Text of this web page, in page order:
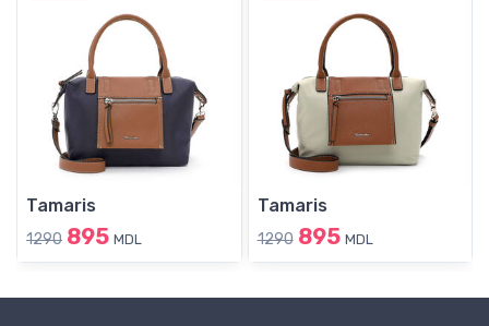
Tamaris
1290 895 MDL
Tamaris
1290 895 MDL